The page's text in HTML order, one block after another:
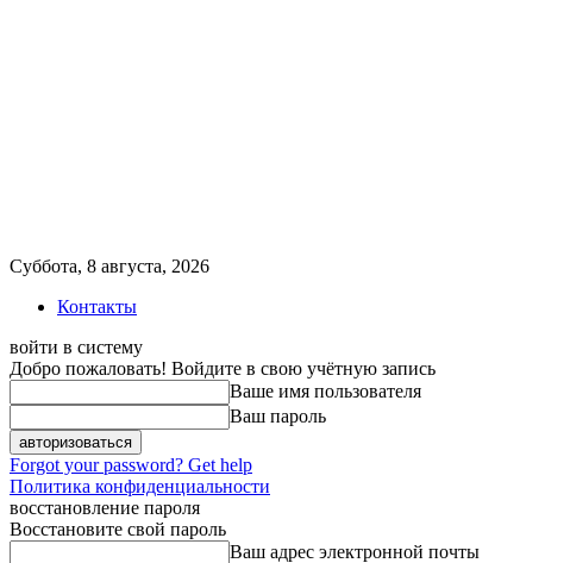
Суббота, 8 августа, 2026
Контакты
войти в систему
Добро пожаловать! Войдите в свою учётную запись
Ваше имя пользователя
Ваш пароль
Forgot your password? Get help
Политика конфиденциальности
восстановление пароля
Восстановите свой пароль
Ваш адрес электронной почты